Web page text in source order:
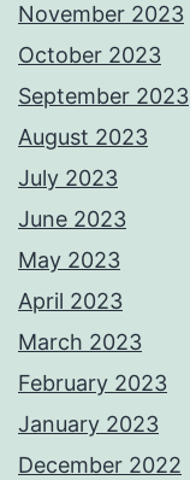
November 2023
October 2023
September 2023
August 2023
July 2023
June 2023
May 2023
April 2023
March 2023
February 2023
January 2023
December 2022